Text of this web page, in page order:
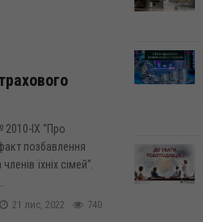
2010-IX “Про
позбавлення
їхніх сімей”.
740
21 лис, 2022